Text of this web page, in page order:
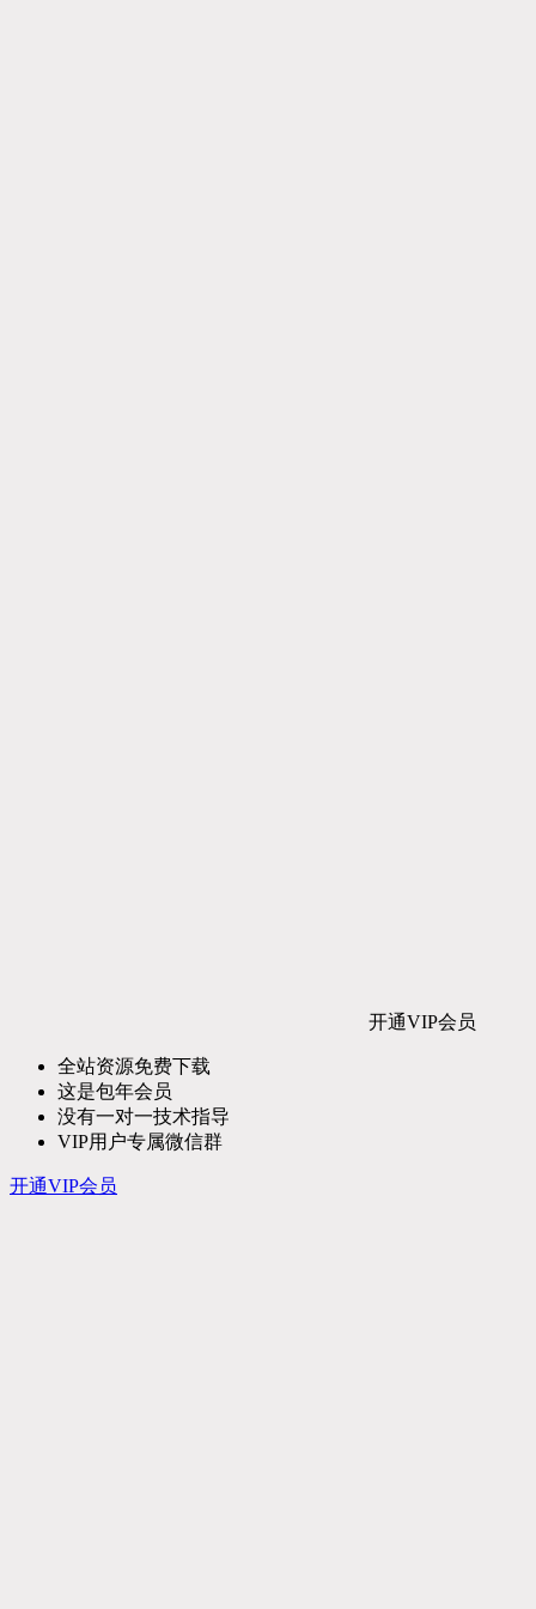
开通VIP会员
全站资源免费下载
这是包年会员
没有一对一技术指导
VIP用户专属微信群
开通VIP会员